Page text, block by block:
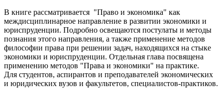
В книге рассматривается "Право и экономика" как
междисциплинарное направление в развитии экономики и
юриспруденции. Подробно освещаются постулаты и методы
познания этого направления, а также применение методов
философии права при решении задач, находящихся на стыке
экономики и юриспруденции. Отдельная глава посвящена
применению методов "Права и экономики" на практике.
Для студентов, аспирантов и преподавателей экономических
и юридических вузов и факультетов, специалистов-практиков.